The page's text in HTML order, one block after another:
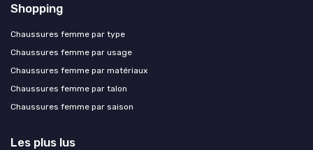
Shopping
Chaussures femme par type
Chaussures femme par usage
Chaussures femme par matériaux
Chaussures femme par talon
Chaussures femme par saison
Les plus lus